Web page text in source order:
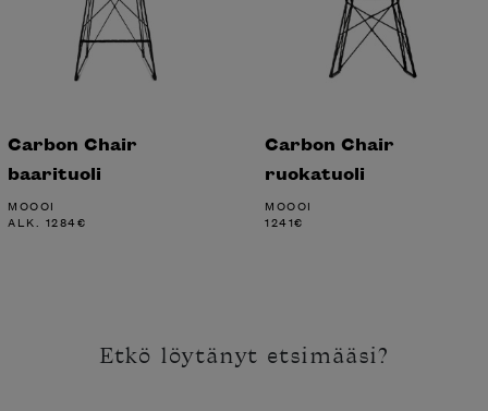
Carbon Chair
baarituoli
MOOOI
ALK. 1284€
Carbon Chair
ruokatuoli
MOOOI
1241€
Etkö löytänyt etsimääsi?